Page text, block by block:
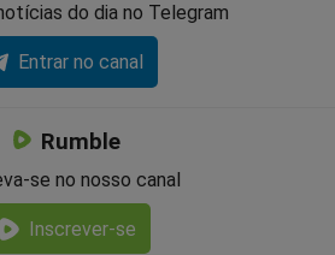
do dia no Telegram
Entrar no canal
Rumble
se no nosso canal
Inscrever-se